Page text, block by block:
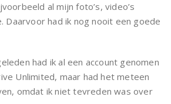
al mijn foto’s, video’s
Daarvoor had ik nog nooit een goede
had ik al een account genomen
Unlimited, maar had het meteen
omdat ik niet tevreden was over